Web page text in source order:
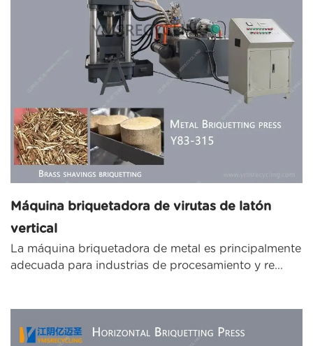
Máquina briquetadora de virutas de latón
vertical
La máquina briquetadora de metal es principalmente
adecuada para industrias de procesamiento y re...